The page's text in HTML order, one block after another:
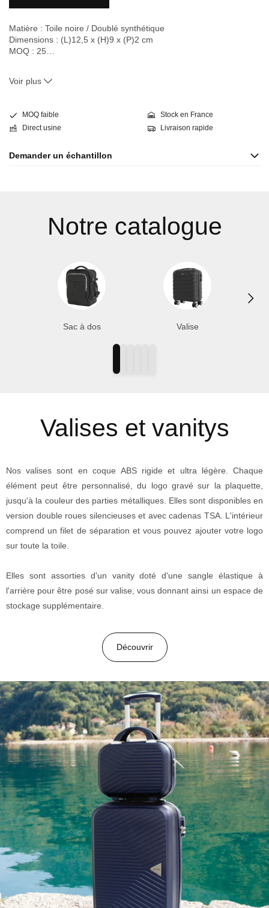
Matière : Toile noire / Doublé synthétique
Dimensions : (L)12,5 x (H)9 x (P)2 cm
MOQ : 25
Délai de livraison : 3 semaines avec personnalisation
Voir plus
MOQ faible
Stock en France
Direct usine
Livraison rapide
Demander un échantillon
Notre catalogue
Sac à dos Valise
Valises et vanitys
Nos valises sont en coque ABS rigide et ultra légère. Chaque
élément peut être personnalisé, du logo gravé sur la plaquette,
jusqu'à la couleur des parties métalliques. Elles sont disponibles en
version double roues silencieuses et avec cadenas TSA. L'intérieur
comprend un filet de séparation et vous pouvez ajouter votre logo
sur toute la toile.
Elles sont assorties d'un vanity doté d'une sangle élastique à
l'arrière pour être posé sur valise, vous donnant ainsi un espace de
stockage supplémentaire.
Découvrir